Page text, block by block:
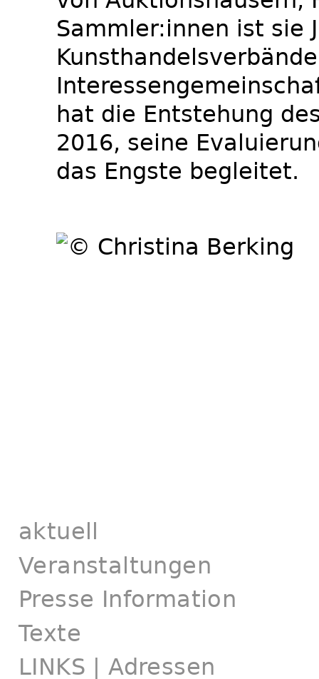
Sammler:innen ist sie
hat die Entstehung
2016, seine
das Engste begleitet.
aktuell
Veranstaltungen
Presse Information
Texte
LINKS | Adressen